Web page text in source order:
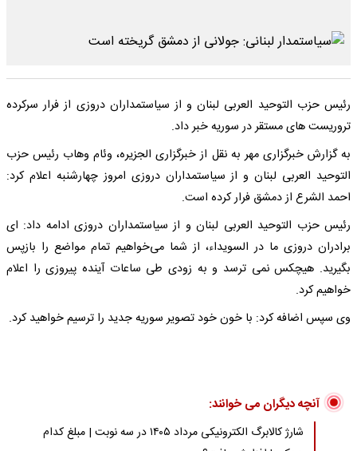
رئیس حزب التوحید العربی لبنان و از سیاستمداران دروزی از فرار سرکرده
تروریست های مستقر در سوریه خبر داد.
به گزارش خبرگزاری مهر به نقل از خبرگزاری الجزیره، وئام وهاب رئیس حزب
التوحید العربی لبنان و از سیاستمداران دروزی امروز چهارشنبه اعلام کرد:
احمد الشرع از دمشق فرار کرده است.
رئیس حزب التوحید العربی لبنان و از سیاستمداران دروزی ادامه داد: ای
برادران دروزی ما در السویداء، از شما می‌خواهیم تمام مواضع را بازپس
بگیرید. هیچکس نمی ترسد و به زودی طی ساعات آینده پیروزی را اعلام
خواهیم کرد.
وی سپس اضافه کرد: با خون خود تصویر سوریه جدید را ترسیم خواهید کرد.
آنچه دیگران می خوانند:
شارژ کالابرگ الکترونیکی مرداد ۱۴۰۵ در سه نوبت | مبلغ کدام